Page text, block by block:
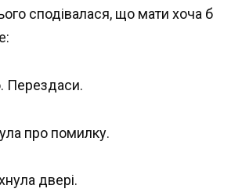
сподівалася, що мати хоча б
Перездаси.
про помилку.
двері.